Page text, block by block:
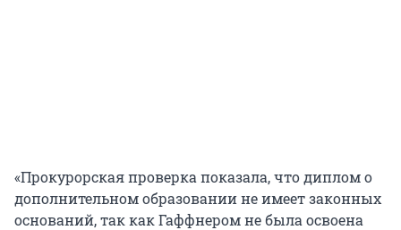
«Прокурорская проверка показала, что диплом о
дополнительном образовании не имеет законных
оснований, так как Гаффнером не была освоена